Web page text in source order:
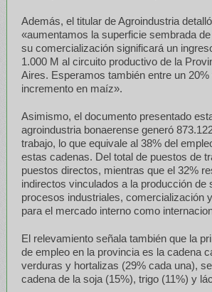
Además, el titular de Agroindustria
«aumentamos la superficie sembrada
su comercialización significará un
1.000 M al circuito productivo de la
Aires. Esperamos también entre un 20%
incremento en maíz».
Asimismo, el documento presentado
agroindustria bonaerense generó
trabajo, lo que equivale al 38% del
estas cadenas. Del total de puestos de
puestos directos, mientras que el 32%
indirectos vinculados a la producción de
procesos industriales, comercialización
para el mercado interno como
El relevamiento señala también que la
de empleo en la provincia es la cadena
verduras y hortalizas (29% cada una),
cadena de la soja (15%), trigo (11%) y